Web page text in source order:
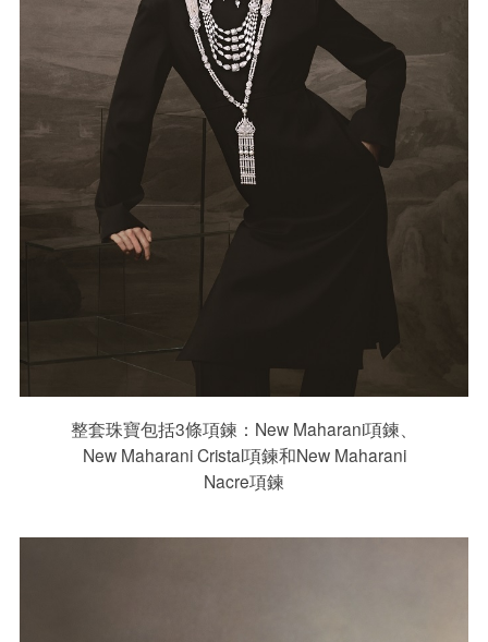
整套珠寶包括3條項鍊：New Maharani項鍊、
New Maharani Cristal項鍊和New Maharani
Nacre項鍊